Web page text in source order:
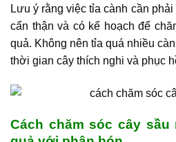
Lưu ý rằng việc tỉa cành cần
cẩn thận và có kế hoạch để
quả. Không nên tỉa quá nhiều
thời gian cây thích nghi và phục
Cách chăm sóc cây sầu